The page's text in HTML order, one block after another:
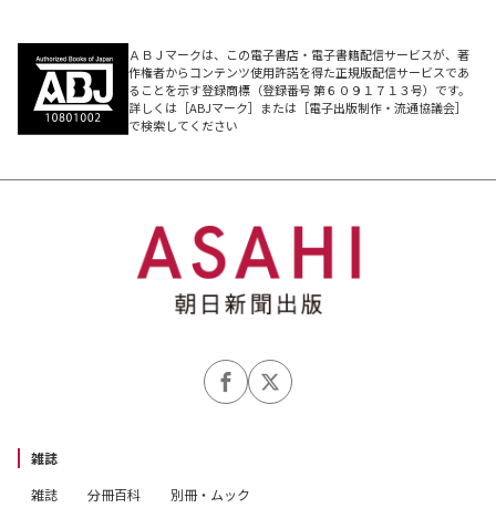
ＡＢＪマークは、この電子書店・電子書籍配信サービスが、著
作権者からコンテンツ使用許諾を得た正規版配信サービスであ
ることを示す登録商標（登録番号 第６０９１７１３号）です。
詳しくは［ABJマーク］または［電子出版制作・流通協議会］
で検索してください
雑誌
雑誌
分冊百科 別冊・ムック